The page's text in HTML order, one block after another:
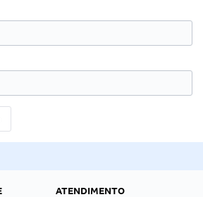
ATENDIMENTO